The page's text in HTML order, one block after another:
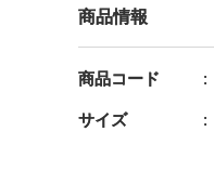
商品情報
商品コード
サイズ